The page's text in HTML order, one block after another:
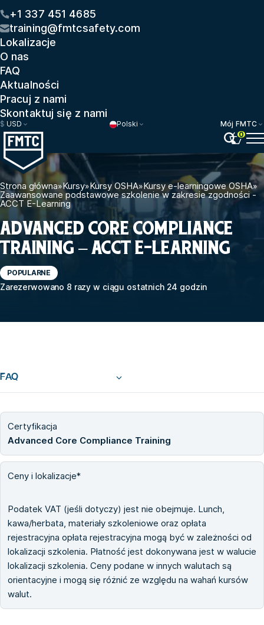
+1 337 451 4685
training@fmtcsafety.com
Lokalizacje
O nas
FAQ
Aktualności
Pracuj z nami
Skontaktuj się z nami
$ USD Polski
Mój FMTC
0
Strona główna»Kursy»Kursy OSHA»Kursy e-learningowe OSHA»
Zaawansowane podstawowe szkolenie w zakresie zgodności -
ACCT E-Learning
ADVANCED CORE COMPLIANCE
TRAINING – ACCT E-LEARNING
POPULARNE
Zarezerwowano 8 razy w ciągu ostatnich 24 godzin
FAQ
Certyfikacja
Advanced Core Compliance Training
Ceny i lokalizacje*
Podatek VAT (jeśli dotyczy) jest nie obejmuje. Lunch,
kawa/herbata, materiały szkoleniowe oraz opłata
rejestracyjna opłata rejestracyjna mogą być w zależności od
lokalizacji szkolenia. Płatność jest dokonywana jest w walucie
lokalizacji szkolenia. Ceny podane w innych walutach są
orientacyjne i mogą się różnić ze względu na wahań kursów
walut.